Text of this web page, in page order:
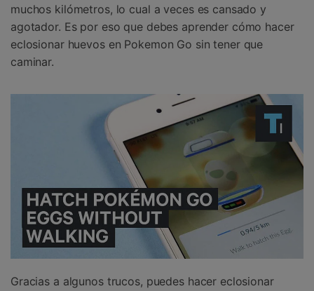
muchos kilómetros, lo cual a veces es cansado y
agotador. Es por eso que debes aprender cómo hacer
eclosionar huevos en Pokemon Go sin tener que
caminar.
Gracias a algunos trucos, puedes hacer eclosionar